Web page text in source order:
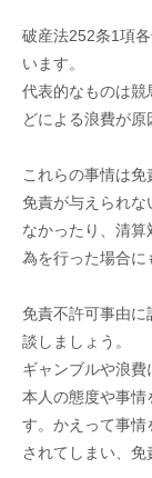
破産法252条1項
います。
代表的なものは競
どによる浪費が原
これらの事情は
免責が与えられな
なかったり、清
為を行った場合に
免責不許可事由に
談しましょう。
ギャンブルや浪
本人の態度や事情
す。かえって事情
されてしまい、免